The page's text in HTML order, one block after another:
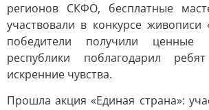
регионов СКФО, бесплатные
участвовали в конкурсе
победители получили ценные
республики поблагодарил
искренние чувства.
Прошла акция «Единая страна»: